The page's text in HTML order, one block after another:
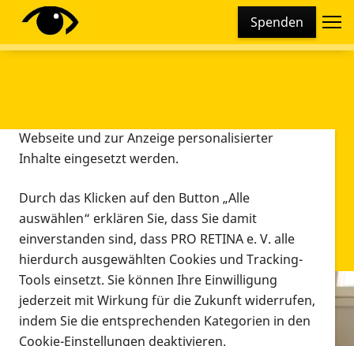
Spenden
Infomaterial
Infomaterial
Diese Webseite setzt verschiedene Cookies und
Tracking-Tools ein. Dies beinhaltet Cookies und
Webseite und zur Anzeige personalisierter
Inhalte eingesetzt werden.
Durch das Klicken auf den Button „Alle
auswählen“ erklären Sie, dass Sie damit
einverstanden sind, dass PRO RETINA e. V. alle
hierdurch ausgewählten Cookies und Tracking-
Tools einsetzt. Sie können Ihre Einwilligung
jederzeit mit Wirkung für die Zukunft widerrufen,
indem Sie die entsprechenden Kategorien in den
Cookie-Einstellungen deaktivieren.